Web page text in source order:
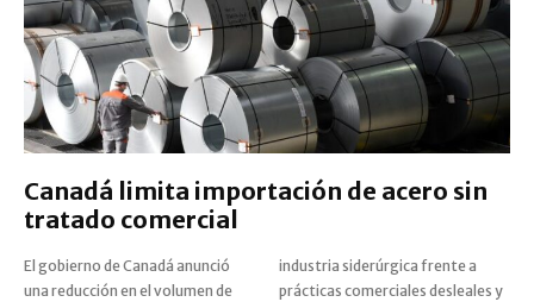
Canadá limita importación de acero sin
tratado comercial
El gobierno de Canadá anunció
una reducción en el volumen de
industria siderúrgica frente a
prácticas comerciales desleales y